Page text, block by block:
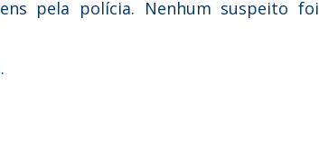
pela polícia. Nenhum suspeito foi